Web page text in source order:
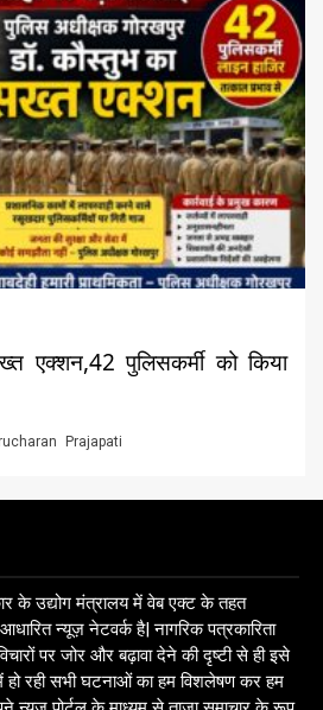
एक्शन,42 पुलिसकर्मी को किया
Prajapati
के उद्योग मंत्रालय में वेब एक्ट के तहत
न्यूज़ नेटवर्क है| नागरिक पत्रकारिता
पर जोर और बढ़ावा देने की दृष्टी से ही इसे
हो रही सभी घटनाओं का हम विशलेषण कर हम